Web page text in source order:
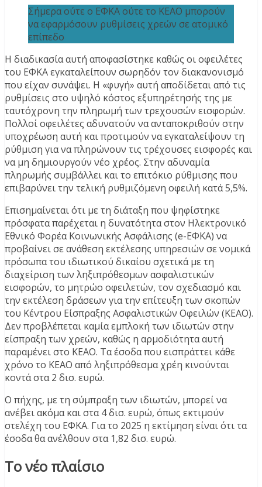
Σήμερα ούτε ο ΕΦΚΑ ούτε το ΚΕΑΟ μπορούν
να εφαρμόσουν ρυθμίσεις χρεών σε ατομικό
επίπεδο
Η διαδικασία αυτή αποφασίστηκε καθώς οι οφειλέτες
του ΕΦΚΑ εγκαταλείπουν σωρηδόν τον διακανονισμό
που είχαν συνάψει. Η «φυγή» αυτή αποδίδεται από τις
ρυθμίσεις στο υψηλό κόστος εξυπηρέτησής της με
ταυτόχρονη την πληρωμή των τρεχουσών εισφορών.
Πολλοί οφειλέτες αδυνατούν να ανταποκριθούν στην
υποχρέωση αυτή και προτιμούν να εγκαταλείψουν τη
ρύθμιση για να πληρώνουν τις τρέχουσες εισφορές και
να μη δημιουργούν νέο χρέος. Στην αδυναμία
πληρωμής συμβάλλει και το επιτόκιο ρύθμισης που
επιβαρύνει την τελική ρυθμιζόμενη οφειλή κατά 5,5%.
Επισημαίνεται ότι με τη διάταξη που ψηφίστηκε
πρόσφατα παρέχεται η δυνατότητα στον Ηλεκτρονικό
Εθνικό Φορέα Κοινωνικής Ασφάλισης (e-ΕΦΚΑ) να
προβαίνει σε ανάθεση εκτέλεσης υπηρεσιών σε νομικά
πρόσωπα του ιδιωτικού δικαίου σχετικά με τη
διαχείριση των ληξιπρόθεσμων ασφαλιστικών
εισφορών, το μητρώο οφειλετών, τον σχεδιασμό και
την εκτέλεση δράσεων για την επίτευξη των σκοπών
του Κέντρου Είσπραξης Ασφαλιστικών Οφειλών (ΚΕΑΟ).
Δεν προβλέπεται καμία εμπλοκή των ιδιωτών στην
είσπραξη των χρεών, καθώς η αρμοδιότητα αυτή
παραμένει στο ΚΕΑΟ. Τα έσοδα που εισπράττει κάθε
χρόνο το ΚΕΑΟ από ληξιπρόθεσμα χρέη κινούνται
κοντά στα 2 δισ. ευρώ.
Ο πήχης, με τη σύμπραξη των ιδιωτών, μπορεί να
ανέβει ακόμα και στα 4 δισ. ευρώ, όπως εκτιμούν
στελέχη του ΕΦΚΑ. Για το 2025 η εκτίμηση είναι ότι τα
έσοδα θα ανέλθουν στα 1,82 δισ. ευρώ.
Το νέο πλαίσιο